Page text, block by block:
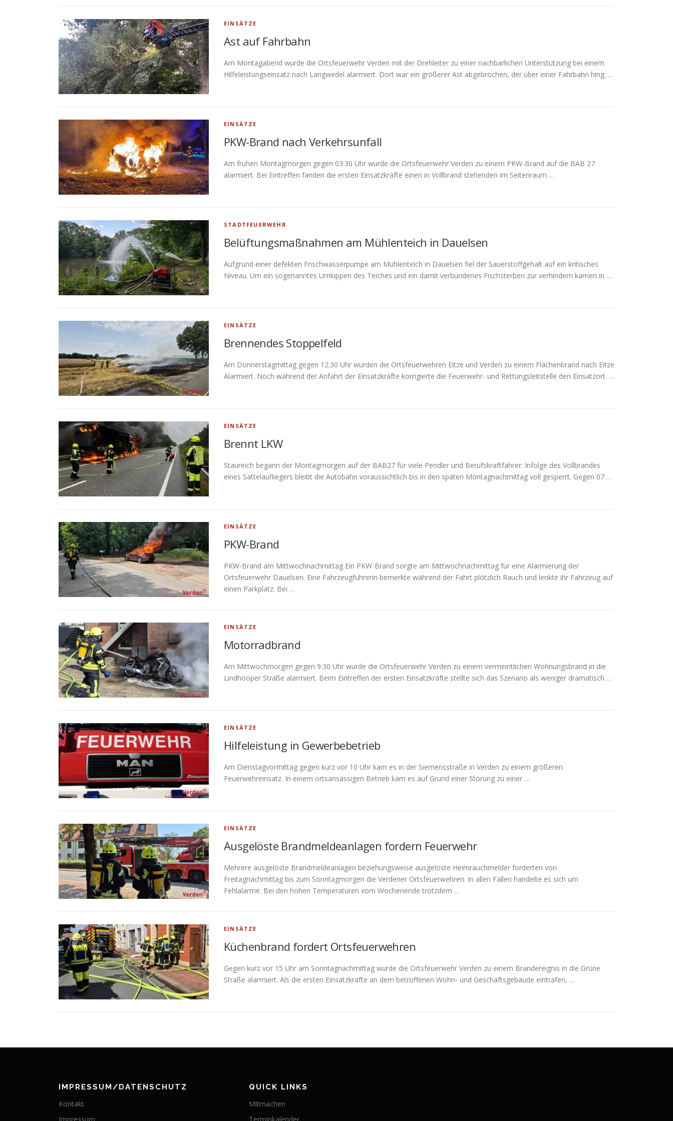
EINSÄTZE
Ast auf Fahrbahn
Am Montagabend wurde die Ortsfeuerwehr Verden mit der Drehleiter zu einer nachbarlichen Unterstützung bei einem
Hilfeleistungseinsatz nach Langwedel alarmiert. Dort war ein größerer Ast abgebrochen, der über einer Fahrbahn hing. …
EINSÄTZE
PKW-Brand nach Verkehrsunfall
Am frühen Montagmorgen gegen 03:30 Uhr wurde die Ortsfeuerwehr Verden zu einem PKW-Brand auf die BAB 27
alarmiert. Bei Eintreffen fanden die ersten Einsatzkräfte einen in Vollbrand stehenden im Seitenraum …
STADTFEUERWEHR
Belüftungsmaßnahmen am Mühlenteich in Dauelsen
Aufgrund einer defekten Frischwasserpumpe am Mühlenteich in Dauelsen fiel der Sauerstoffgehalt auf ein kritisches
Niveau. Um ein sogenanntes Umkippen des Teiches und ein damit verbundenes Fischsterben zur verhindern kamen in …
EINSÄTZE
Brennendes Stoppelfeld
Am Donnerstagmittag gegen 12:30 Uhr wurden die Ortsfeuerwehren Eitze und Verden zu einem Flächenbrand nach Eitze
Alarmiert. Noch während der Anfahrt der Einsatzkräfte korrigierte die Feuerwehr- und Rettungsleitstelle den Einsatzort. …
EINSÄTZE
Brennt LKW
Staureich begann der Montagmorgen auf der BAB27 für viele Pendler und Berufskraftfahrer: Infolge des Vollbrandes
eines Sattelaufliegers bleibt die Autobahn voraussichtlich bis in den späten Montagnachmittag voll gesperrt. Gegen 07 …
EINSÄTZE
PKW-Brand
PKW-Brand am Mittwochnachmittag Ein PKW-Brand sorgte am Mittwochnachmittag für eine Alarmierung der
Ortsfeuerwehr Dauelsen. Eine Fahrzeugführerin bemerkte während der Fahrt plötzlich Rauch und lenkte ihr Fahrzeug auf
einen Parkplatz. Bei …
EINSÄTZE
Motorradbrand
​Am Mittwochmorgen gegen 9:30 Uhr wurde die Ortsfeuerwehr Verden zu einem vermeintlichen Wohnungsbrand in die
Lindhooper Straße alarmiert. ​Beim Eintreffen der ersten Einsatzkräfte stellte sich das Szenario als weniger dramatisch …
EINSÄTZE
Hilfeleistung in Gewerbebetrieb
Am Dienstagvormittag gegen kurz vor 10 Uhr kam es in der Siemensstraße in Verden zu einem größeren
Feuerwehreinsatz. In einem ortsansässigen Betrieb kam es auf Grund einer Störung zu einer …
EINSÄTZE
Ausgelöste Brandmeldeanlagen fordern Feuerwehr
Mehrere ausgelöste Brandmeldeanlagen beziehungsweise ausgelöste Heimrauchmelder forderten von
Freitagnachmittag bis zum Sonntagmorgen die Verdener Ortsfeuerwehren. In allen Fällen handelte es sich um
Fehlalarme. Bei den hohen Temperaturen vom Wochenende trotzdem …
EINSÄTZE
Küchenbrand fordert Ortsfeuerwehren
Gegen kurz vor 15 Uhr am Sonntagnachmittag wurde die Ortsfeuerwehr Verden zu einem Brandereignis in die Grüne
Straße alarmiert. Als die ersten Einsatzkräfte an dem betroffenen Wohn- und Geschäftsgebäude eintrafen, …
IMPRESSUM/DATENSCHUTZ
Kontakt
QUICK LINKS
Mitmachen